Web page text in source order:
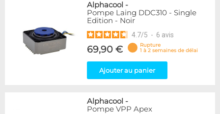
Alphacool -
Pompe Laing DDC310 - Single
Edition - Noir
4.7/5 - 6 avis
69,90 €
Rupture
1 à 2 semaines de délai
Ajouter au panier
Alphacool -
Pompe VPP Apex